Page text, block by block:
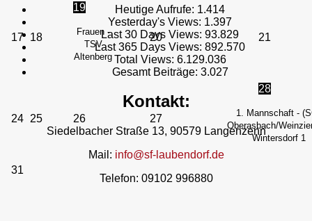
17 18
19
Frauen -
TSV
Altenberg
20 21
24 25 26 27
28
1. Mannschaft -
Oberasbach/
Wintersdorf 1
31
Heutige Aufrufe: 1.414
Yesterday's Views: 1.397
Last 30 Days Views: 93.829
Last 365 Days Views: 892.570
Total Views: 6.129.036
Gesamt Beiträge: 3.027
Kontakt:
Siedelbacher Straße 13, 90579 Langenzenn
Mail: info@sf-laubendorf.de
Telefon: 09102 996880